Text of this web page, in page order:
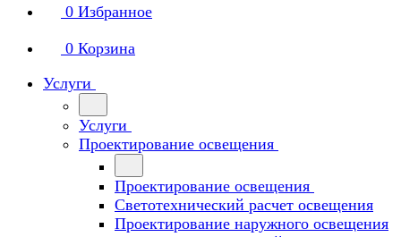
0 Избранное
0 Корзина
Услуги
Услуги
Проектирование освещения
Проектирование освещения
Светотехнический расчет освещения
Проектирование наружного освещения